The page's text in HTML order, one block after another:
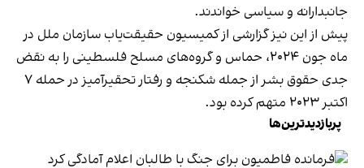
جانبدارانه و سیاسی خواندند.
پیش از این نیز گزارشی از کمیسیون حقیقت‌یاب سازمان ملل در
ماه جون ۲۰۲۴، حماس و گروه‌های مسلح فلسطینی را به نقض
جدی حقوق بشر از جمله شکنجه و رفتار تحقیرآمیز در حمله ۷
اکتبر ۲۰۲۳ متهم کرده بود.
پربازدیدترین‌ها